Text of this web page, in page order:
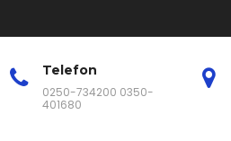
Telefon
0250-734200 0350-
401680